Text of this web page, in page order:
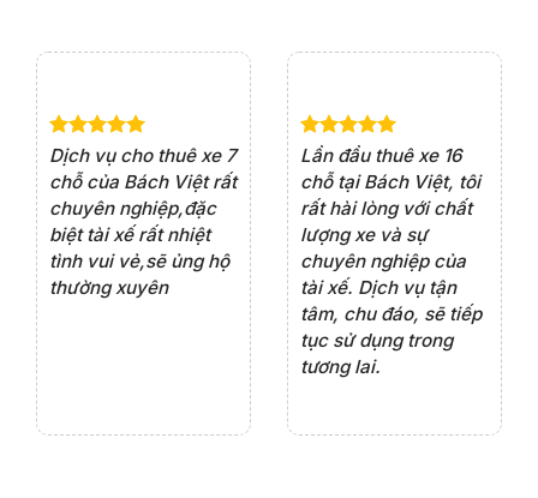
Dịch vụ cho thuê xe 7
chỗ của Bách Việt rất
chuyên nghiệp,đặc
biệt tài xế rất nhiệt
tình vui vẻ,sẽ ủng hộ
thường xuyên
Lần đầu thuê xe 16
chỗ tại Bách Việt, tôi
rất hài lòng với chất
lượng xe và sự
chuyên nghiệp của
tài xế. Dịch vụ tận
tâm, chu đáo, sẽ tiếp
tục sử dụng trong
tương lai.